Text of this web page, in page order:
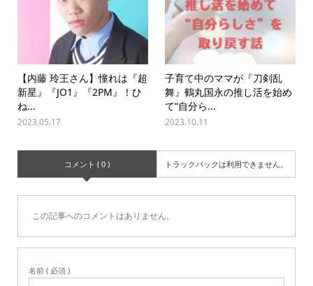
【内藤 玲王さん】憧れは『超
新星』『JO1』『2PM』！ひ
ね...
2023.05.17
子育て中のママが『刀剣乱
舞』鶴丸国永の推し活を始め
て“自分ら...
2023.10.11
コメント ( 0 ) トラックバックは利用できません。
この記事へのコメントはありません。
名前 ( 必須 )